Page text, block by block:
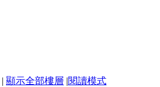
| 顯示全部樓層 |閱讀模式